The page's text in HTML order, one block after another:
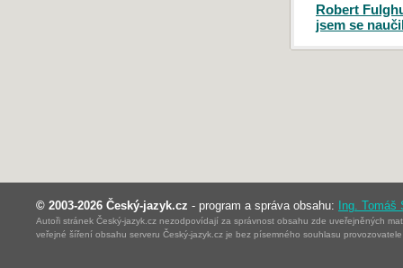
Robert
jsem se
© 2003-2026 Český-jazyk.cz - program a správa obsahu: Ing. Tomáš
Autoři stránek Český-jazyk.cz nezodpovídají za správnost obsahu zde uveřejněných
veřejné šíření obsahu serveru Český-jazyk.cz je bez písemného souhlasu